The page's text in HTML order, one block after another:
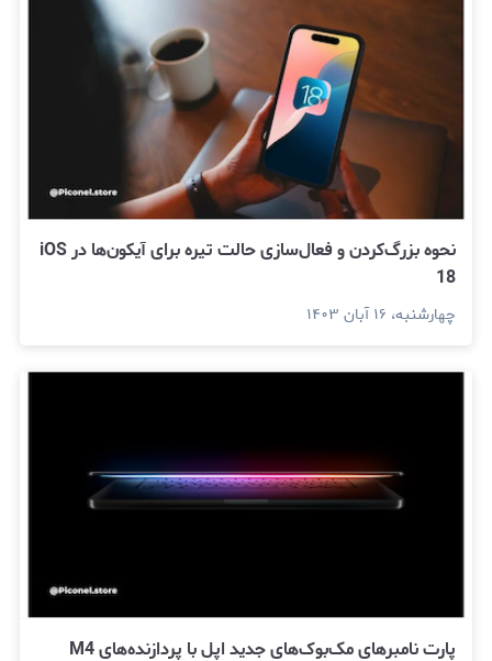
نحوه بزرگ‌کردن و فعال‌سازی حالت تیره برای آیکون‌ها در iOS
18
چهارشنبه، ۱۶ آبان ۱۴۰۳
پارت نامبرهای مک‌بوک‌های جدید اپل با پردازنده‌های M4